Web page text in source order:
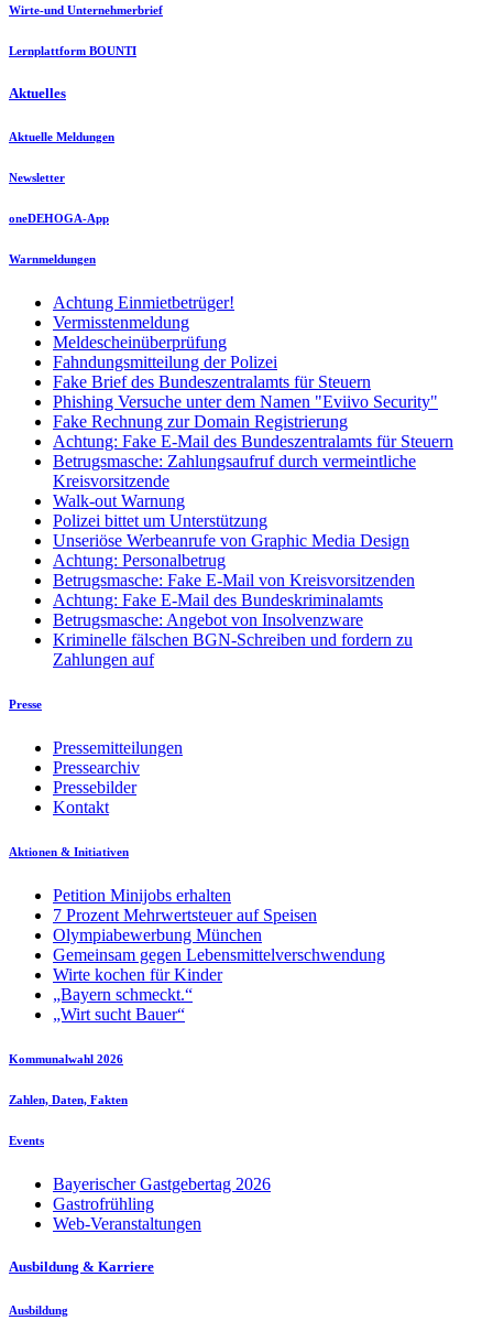
Wirte-und Unternehmerbrief
Lernplattform BOUNTI
Aktuelles
Aktuelle Meldungen
Newsletter
oneDEHOGA-App
Warnmeldungen
Achtung Einmietbetrüger!
Vermisstenmeldung
Meldescheinüberprüfung
Fahndungsmitteilung der Polizei
Fake Brief des Bundeszentralamts für Steuern
Phishing Versuche unter dem Namen "Eviivo Security"
Fake Rechnung zur Domain Registrierung
Achtung: Fake E-Mail des Bundeszentralamts für Steuern
Betrugsmasche: Zahlungsaufruf durch vermeintliche
Kreisvorsitzende
Walk-out Warnung
Polizei bittet um Unterstützung
Unseriöse Werbeanrufe von Graphic Media Design
Achtung: Personalbetrug
Betrugsmasche: Fake E-Mail von Kreisvorsitzenden
Achtung: Fake E-Mail des Bundeskriminalamts
Betrugsmasche: Angebot von Insolvenzware
Kriminelle fälschen BGN-Schreiben und fordern zu
Zahlungen auf
Presse
Pressemitteilungen
Pressearchiv
Pressebilder
Kontakt
Aktionen & Initiativen
Petition Minijobs erhalten
7 Prozent Mehrwertsteuer auf Speisen
Olympiabewerbung München
Gemeinsam gegen Lebensmittelverschwendung
Wirte kochen für Kinder
„Bayern schmeckt.“
„Wirt sucht Bauer“
Kommunalwahl 2026
Zahlen, Daten, Fakten
Events
Bayerischer Gastgebertag 2026
Gastrofrühling
Web-Veranstaltungen
Ausbildung & Karriere
Ausbildung